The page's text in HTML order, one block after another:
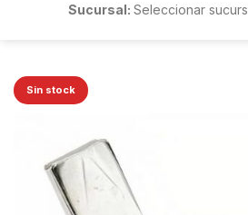
Sucursal:Seleccionar
Sin stock